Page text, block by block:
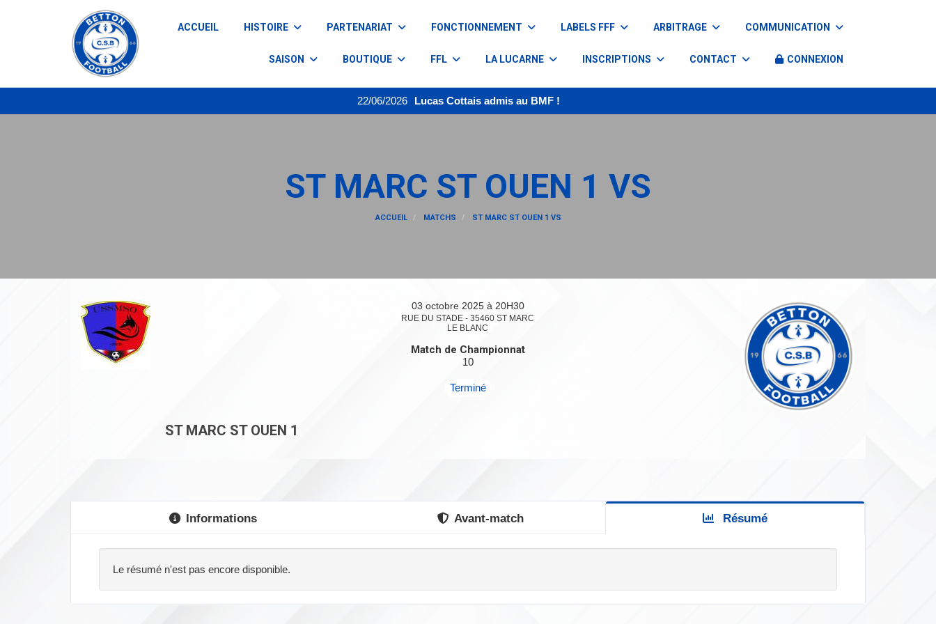
ACCUEIL HISTOIRE PARTENARIAT FONCTIONNEMENT LABELS FFF ARBITRAGE COMMUNICATION
SAISON BOUTIQUE FFL LA LUCARNE INSCRIPTIONS CONTACT CONNEXION
22/06/2026 Lucas Cottais admis au BMF !
ST MARC ST OUEN 1 VS
ACCUEIL MATCHS ST MARC ST OUEN 1 VS
03 octobre 2025 à 20H30
RUE DU STADE - 35460 ST MARC
LE BLANC
Match de Championnat
10
Terminé
ST MARC ST OUEN 1
Informations Avant-match Résumé
Le résumé n'est pas encore disponible.
Panneau de gestion des cookies